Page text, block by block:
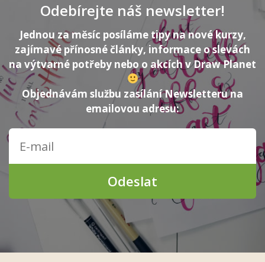
Odebírejte náš newsletter!
Jednou za měsíc posíláme tipy na nové kurzy,
zajímavé přínosné články, informace o slevách
na výtvarné potřeby nebo o akcích v Draw Planet
Objednávám službu zasílání Newsletteru na
emailovou adresu:
Odeslat